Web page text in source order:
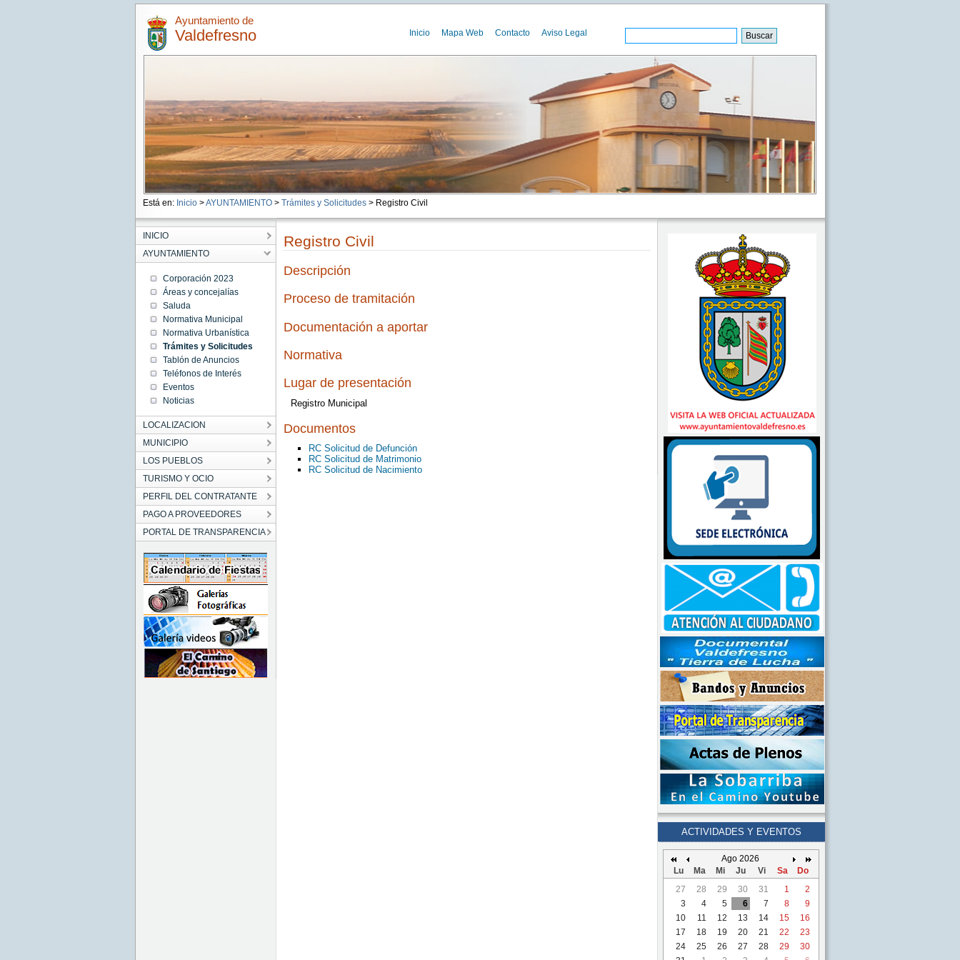
Ayuntamiento de
Valdefresno Inicio Mapa Web Contacto Aviso Legal
Está en: Inicio >AYUNTAMIENTO> Trámites y Solicitudes> Registro Civil
INICIO
AYUNTAMIENTO
Corporación 2023
Áreas y concejalías
Saluda
Normativa Municipal
Normativa Urbanística
Trámites y Solicitudes
Tablón de Anuncios
Teléfonos de Interés
Eventos
Noticias
LOCALIZACION
MUNICIPIO
LOS PUEBLOS
TURISMO Y OCIO
PERFIL DEL CONTRATANTE
PAGO A PROVEEDORES
PORTAL DE TRANSPARENCIA
Registro Civil
Descripción
Proceso de tramitación
Documentación a aportar
Normativa
Lugar de presentación
Registro Municipal
Documentos
RC Solicitud de Defunción
RC Solicitud de Matrimonio
RC Solicitud de Nacimiento
ACTIVIDADES Y EVENTOS
Ago 2026
Lu
Ma Mi Ju Vi Sa
Do
27
28 29 30 31 1
2
3
4 5 6 7 8
9
10
11 12 13 14 15
16
17
18 19 20 21 22
23
24
25 26 27 28 29
30